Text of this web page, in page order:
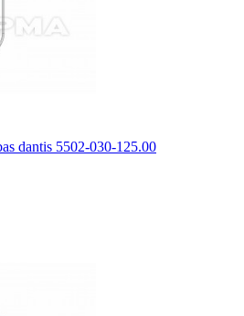
dantis 5502-030-125.00